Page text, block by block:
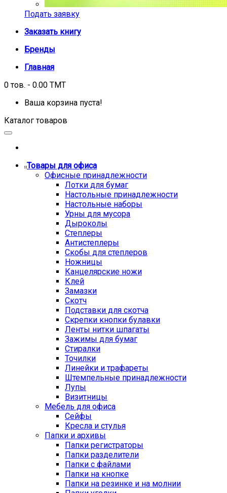
Подать заявку
Заказать книгу
Бренды
Главная
0 тов. - 0.00 TMT
Ваша корзина пуста!
Каталог товаров
Товары для офиса
Офисные принадлежности
Лотки для бумаг
Настольные принадлежности
Настольные наборы
Урны для мусора
Дыроколы
Степлеры
Антистеплеры
Скобы для степлеров
Ножницы
Канцелярские ножи
Клей
Замазки
Скотч
Подставки для скотча
Скрепки кнопки булавки
Ленты нитки шпагаты
Зажимы для бумаг
Стиралки
Точилки
Линейки и трафареты
Штемпельные принадлежности
Лупы
Визитницы
Мебель для офиса
Сейфы
Кресла и стулья
Папки и архивы
Папки регистраторы
Папки разделители
Папки с файлами
Папки на кнопке
Папки на резинке и на молнии